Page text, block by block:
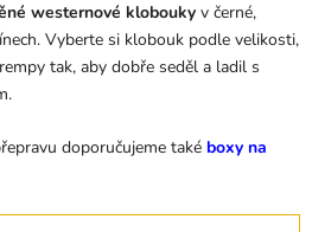
westernové klobouky v černé,
Vyberte si klobouk podle velikosti,
tak, aby dobře seděl a ladil s
doporučujeme také boxy na